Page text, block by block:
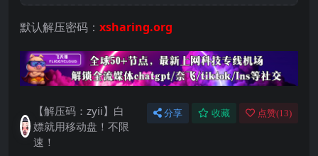
默认解压密码： xsharing.org
【解压码：zyii】白
嫖就用移动盘！不限
速！
分享 收藏 点赞(13)